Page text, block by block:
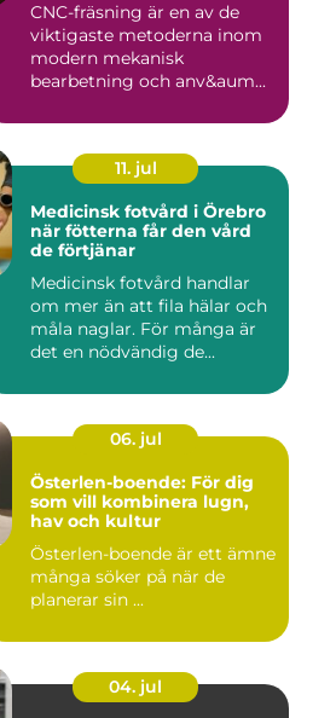
CNC-fräsning är en av de
viktigaste metoderna inom
modern mekanisk
bearbetning och anv&aum...
11. jul
Medicinsk fotvård i Örebro
när fötterna får den vård
de förtjänar
Medicinsk fotvård handlar
om mer än att fila hälar och
måla naglar. För många är
det en nödvändig de...
06. jul
Österlen-boende: För dig
som vill kombinera lugn,
hav och kultur
Österlen-boende är ett ämne
många söker på när de
planerar sin ...
04. jul